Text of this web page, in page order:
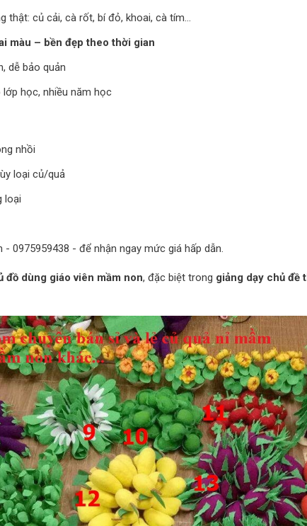
thật: củ cải, cà rốt, bí đỏ, khoai, cà tím…
màu – bền đẹp theo thời gian
dễ bảo quản
học, nhiều năm học
nhồi
loại củ/quả
loại
- 0975959438 - để nhận ngay mức giá hấp dẫn.
đồ dùng giáo viên mầm non, đặc biệt trong giảng dạy chủ đề